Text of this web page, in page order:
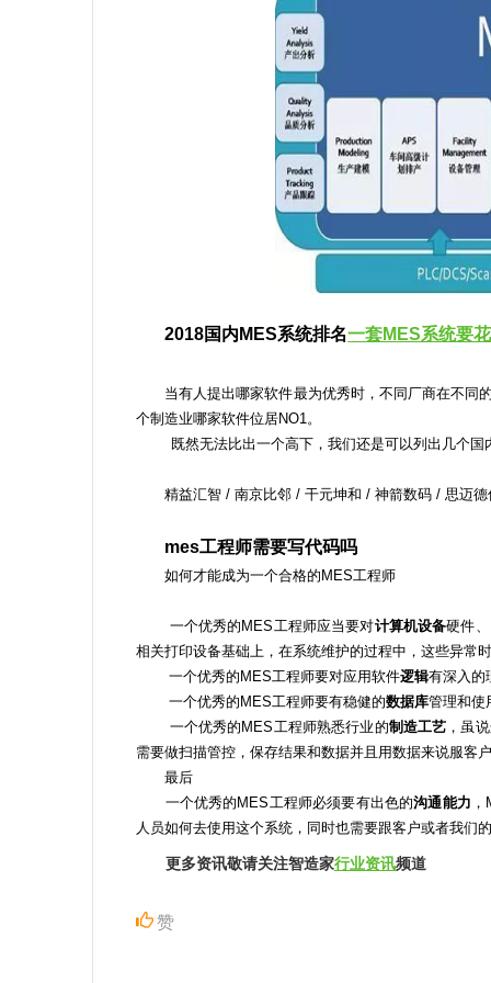
2018国内MES系统排名一套MES系统要
当有人提出哪家软件最为优秀时，不同厂商在不同
个制造业哪家软件位居NO1。
既然无法比出一个高下，我们还是可以列出几个
精益汇智 / 南京比邻 / 干元坤和 / 神箭数码 / 思迈德
mes工程师需要写代码吗
如何才能成为一个合格的MES工程师
一个优秀的MES工程师应当要对计算机设备硬件
相关打印设备基础上，在系统维护的过程中，这些异常
一个优秀的MES工程师要对应用软件逻辑有深入的
一个优秀的MES工程师要有稳健的数据库管理和使
一个优秀的MES工程师熟悉行业的制造工艺 ，虽
需要做扫描管控，保存结果和数据并且用数据来说服客
最后
一个优秀的MES工程师必须要有出色的沟通能力
人员如何去使用这个系统，同时也需要跟客户或者我们
更多资讯敬请关注智造家行业资讯频道
赞